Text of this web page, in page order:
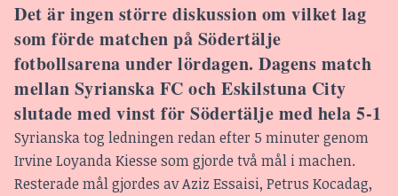
Det är ingen större diskussion om vilket lag
som förde matchen på Södertälje
fotbollsarena under lördagen. Dagens match
mellan Syrianska FC och Eskilstuna City
slutade med vinst för Södertälje med hela 5-1
Syrianska tog ledningen redan efter 5 minuter genom
Irvine Loyanda Kiesse som gjorde två mål i machen.
Resterade mål gjordes av Aziz Essaisi, Petrus Kocadag,